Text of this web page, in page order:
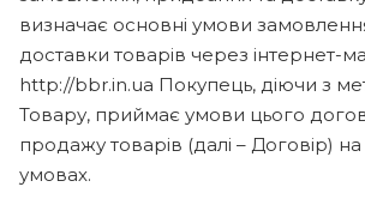
визначає основні умови
доставки товарів через інтернет-
http://bbr.in.ua Покупець, діючи з
Товару, приймає умови цього
продажу товарів (далі – Договір)
умовах.